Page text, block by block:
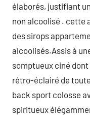
élaborés, justifiant
non alcoolisé . cette
des sirops
alcoolisés.Assis à
somptueux ciné
rétro-éclairé de
back sport colosse
spiritueux